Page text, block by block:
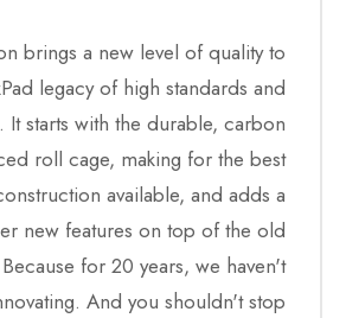
brings a new level of quality to
legacy of high standards and
It starts with the durable, carbon
roll cage, making for the best
available, and adds a
new features on top of the old
for 20 years, we haven't
And you shouldn't stop